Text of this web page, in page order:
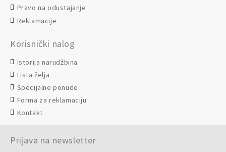
Pravo na odustajanje
Reklamacije
Korisnički nalog
Istorija narudžbina
Lista želja
Specijalne ponude
Forma za reklamaciju
Kontakt
Prijava na newsletter